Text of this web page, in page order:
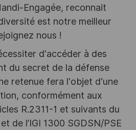
Engagée, reconnait
est notre meilleur
nous !
d'accéder à des
du secret de la défense
retenue fera l'objet d'une
conformément aux
R.2311-1 et suivants du
de l’IGI 1300 SGDSN/PSE